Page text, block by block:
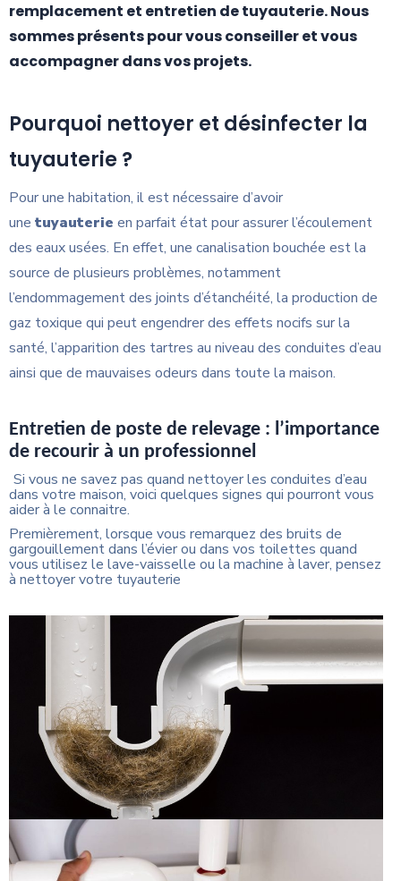
remplacement et entretien de tuyauterie. Nous
sommes présents pour vous conseiller et vous
accompagner dans vos projets.
Pourquoi nettoyer et désinfecter la
tuyauterie ?
Pour une habitation, il est nécessaire d’avoir
une tuyauterie en parfait état pour assurer l’écoulement
des eaux usées. En effet, une canalisation bouchée est la
source de plusieurs problèmes, notamment
l’endommagement des joints d’étanchéité, la production de
gaz toxique qui peut engendrer des effets nocifs sur la
santé, l’apparition des tartres au niveau des conduites d’eau
ainsi que de mauvaises odeurs dans toute la maison.
Entretien de poste de relevage : l’importance
de recourir à un professionnel
Si vous ne savez pas quand nettoyer les conduites d’eau
dans votre maison, voici quelques signes qui pourront vous
aider à le connaitre.
Premièrement, lorsque vous remarquez des bruits de
gargouillement dans l’évier ou dans vos toilettes quand
vous utilisez le lave-vaisselle ou la machine à laver, pensez
à nettoyer votre tuyauterie